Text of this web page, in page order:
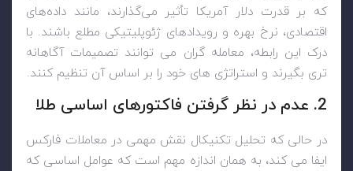
که بر قدرت دلار آمریکا تأثیر می‌گذارند، مانند داده‌های
اقتصادی، نرخ بهره و رویدادهای ژئوپلیتیکی مطلع باشند. با
درک این رابطه، معامله گران می توانند تصمیمات آگاهانه
تری بگیرند و استراتژی های خود را بر اساس آن تنظیم کنند.
2. عدم در نظر گرفتن فاکتورهای اساسی طلا
در حالی که تحلیل تکنیکال نقش مهمی در معاملات فارکس
ایفا می کند، به همان اندازه مهم است که عوامل اساسی که